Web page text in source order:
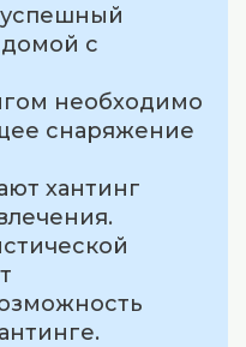
с
необходимо
снаряжение
хантинг